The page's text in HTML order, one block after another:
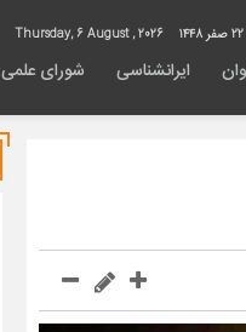
22 صفر 1448
ایرانشناسی شورای علمی